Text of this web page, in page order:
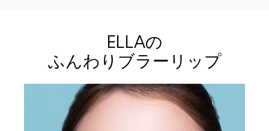
ELLAの
ふんわりブラーリップ